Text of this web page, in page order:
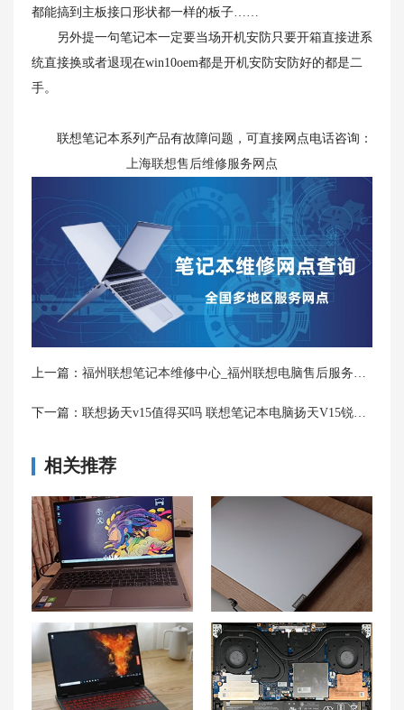
都能搞到主板接口形状都一样的板子……
另外提一句笔记本一定要当场开机安防只要开箱直接进系
统直接换或者退现在win10oem都是开机安防安防好的都是二
手。
联想笔记本系列产品有故障问题，可直接网点电话咨询：
上海联想售后维修服务网点
上一篇： 福州联想笔记本维修中心_福州联想电脑售后服务网点|售后电话
下一篇： 联想扬天v15值得买吗 联想笔记本电脑扬天V15锐龙版2023怎么样？
相关推荐
联想小新Air15：适合打游戏吗？以及适合玩什么游戏？ 联想小新Pro16：轻薄本中的游戏利器 联想小新pro16玩游戏怎么样